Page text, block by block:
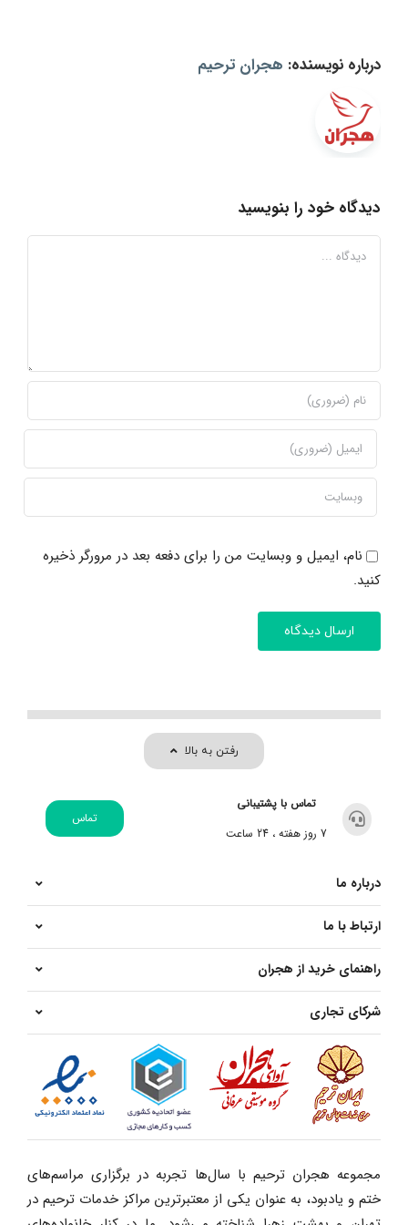
درباره نویسنده: هجران ترحیم
دیدگاه خود را بنویسید
دیدگاه
نام، ایمیل و وبسایت من را برای دفعه بعد در مرورگر ذخیره
کنید.
رفتن به بالا
تماس با پشتیبانی
7 روز هفته ، 24 ساعت
تماس
درباره ما
ارتباط با ما
راهنمای خرید از هجران
شرکای تجاری
مجموعه هجران ترحیم با سال‌ها تجربه در برگزاری مراسم‌های
ختم و یادبود، به عنوان یکی از معتبرترین مراکز خدمات ترحیم در